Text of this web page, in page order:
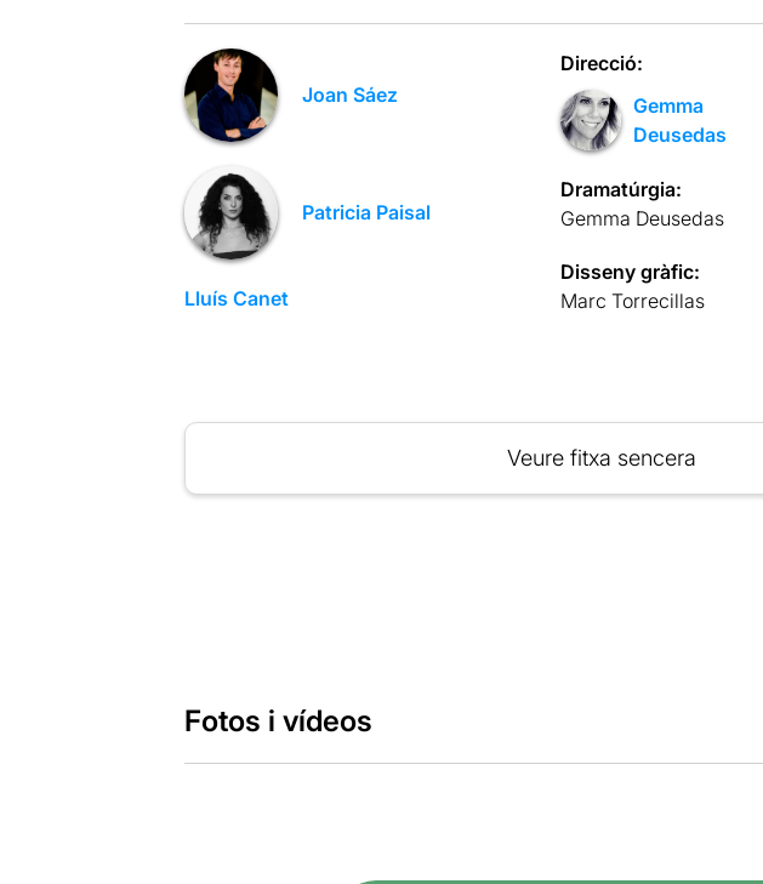
Joan Sáez
Patricia Paisal
Lluís Canet
Direcció:
Gemma
Deusedas
Dramatúrgia:
Gemma Deusedas
Disseny gràfic:
Marc Torrecillas
Veure fitxa sencera
Fotos i vídeos